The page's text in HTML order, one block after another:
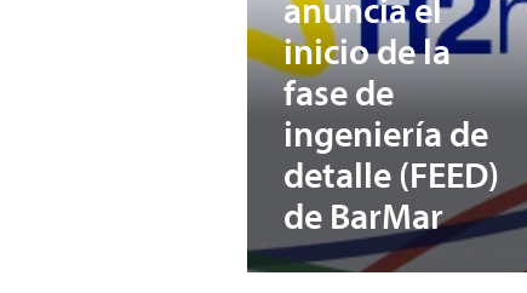
anuncia el
inicio de la
fase de
ingeniería de
detalle (FEED)
de BarMar